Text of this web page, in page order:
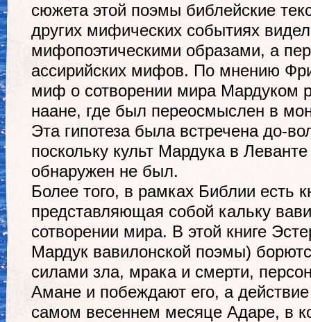
сюжета этой поэмы библейские
других мифических событиях
мифопоэтическими образами, а
ассирийских мифов. По мнению
миф о сотворении мира Мардуком
наане, где был переосмыслен в
Эта гипотеза была встречена до-
поскольку культ Мардука в
обнаружен не был.
Более того, в рамках Библии есть
представляющая собой кальку
сотворении мира. В этой книге
Мардук вавилонской поэмы)
силами зла, мрака и смерти,
Амане и побеждают его, а
самом весеннем месяце Адаре, в